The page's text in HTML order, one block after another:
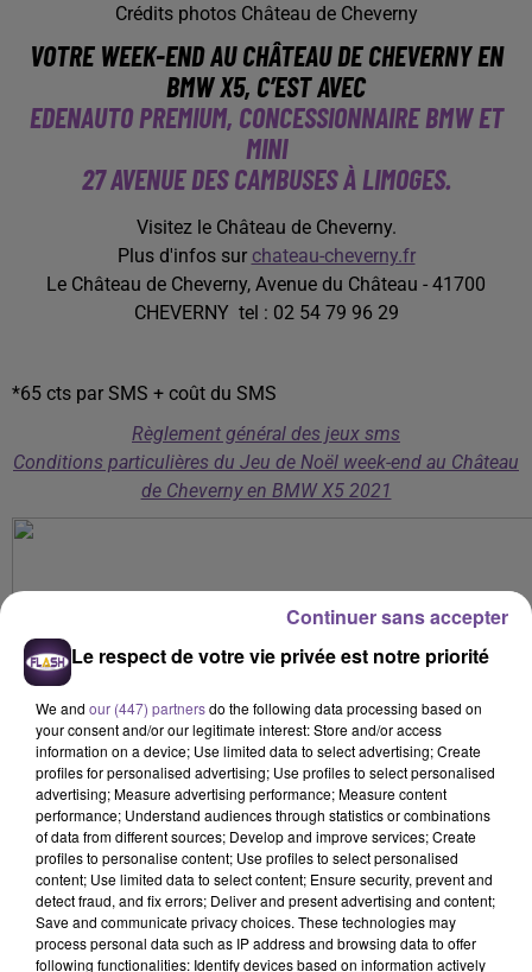
Crédits photos Château de Cheverny
VOTRE WEEK-END AU CHÂTEAU DE CHEVERNY EN
BMW X5, C’EST AVEC
EDENAUTO PREMIUM, CONCESSIONNAIRE BMW ET
MINI
27 AVENUE DES CAMBUSES À LIMOGES.
Visitez le Château de Cheverny.
Plus d'infos sur chateau-cheverny.fr
Le Château de Cheverny, Avenue du Château - 41700
CHEVERNY tel : 02 54 79 96 29
*65 cts par SMS + coût du SMS
Règlement général des jeux sms
Conditions particulières du Jeu de Noël week-end au Château
de Cheverny en BMW X5 2021
Le respect de votre vie privée est notre priorité
We and our (447) partnersdo the following data processing based on
your consent and/or our legitimate interest: Store and/or access
information on a device; Use limited data to select advertising; Create
profiles for personalised advertising; Use profiles to select personalised
advertising; Measure advertising performance; Measure content
performance; Understand audiences through statistics or combinations
of data from different sources; Develop and improve services; Create
profiles to personalise content; Use profiles to select personalised
content; Use limited data to select content; Ensure security, prevent and
detect fraud, and fix errors; Deliver and present advertising and content;
Save and communicate privacy choices. These technologies may
process personal data such as IP address and browsing data to offer
following functionalities: Identify devices based on information actively
Continuer sans accepter